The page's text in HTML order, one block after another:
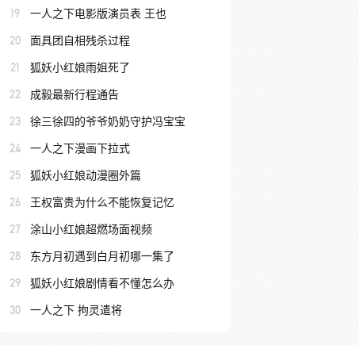
19 一人之下电影版演员表 王也
20 面具团自相残杀过程
21 狐妖小红娘雨姐死了
22 成毅最新行程通告
23 徐三徐四的爷爷奶奶守护冯宝宝
24 一人之下漫画下拉式
25 狐妖小红娘动漫圈外篇
26 王权富贵为什么不能恢复记忆
27 涂山小红娘超燃场面视频
28 东方月初遇到白月初哪一集了
29 狐妖小红娘剧情看不懂怎么办
30 一人之下 拘灵遣将